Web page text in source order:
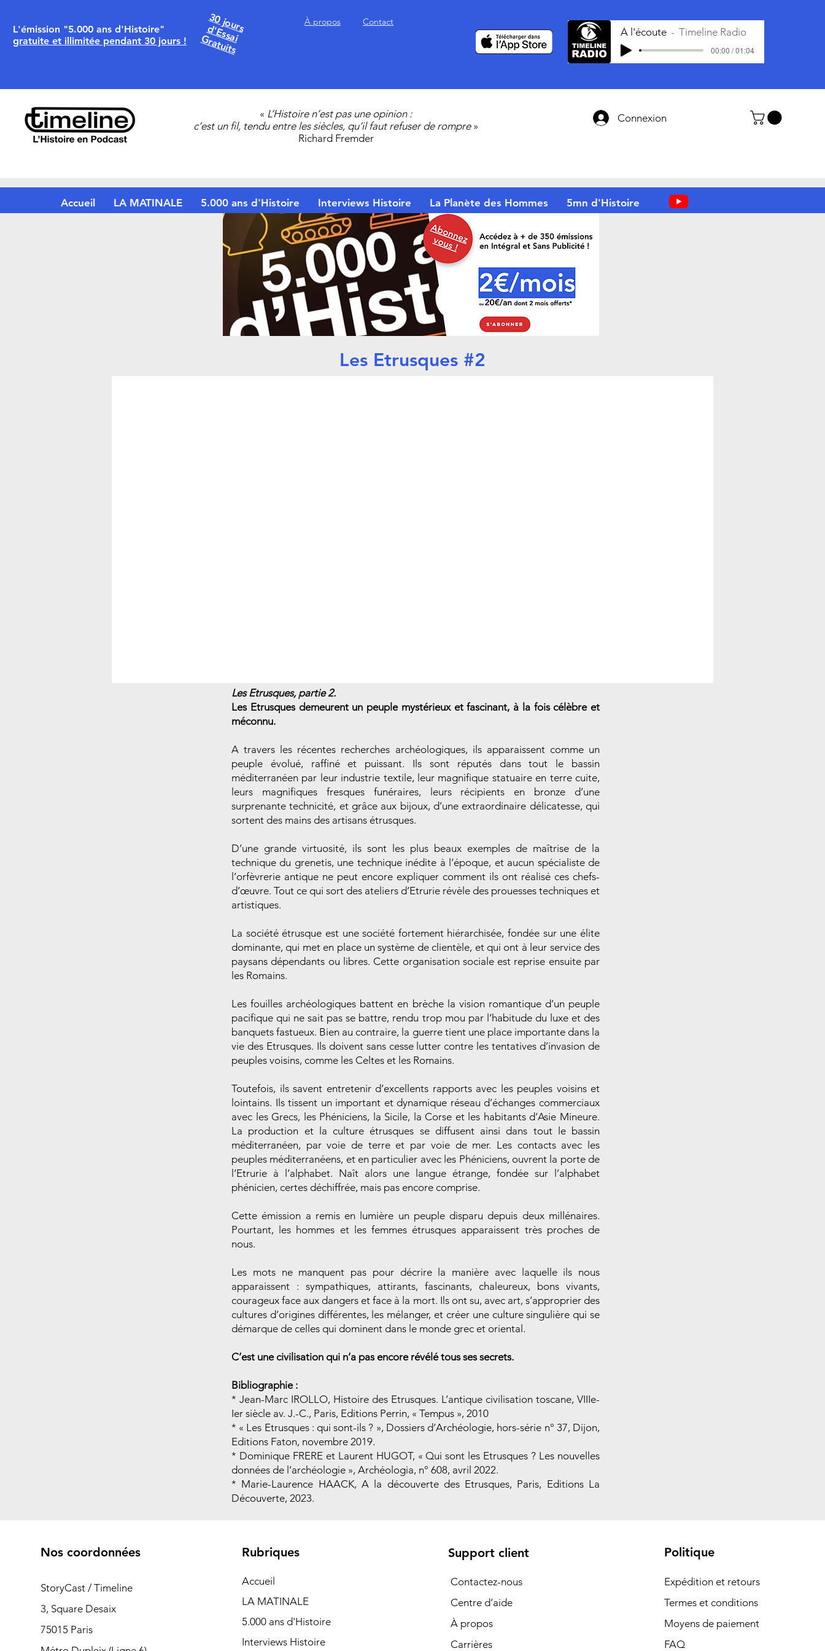
L'émission "5.000 ans d'Histoire"
gratuite et illimitée pendant 30 jours !
30 jours
d'Essai
Gratuits
À propos Contact
À l'écoute Timeline Radio
00:00 / 01:04
« L’Histoire n’est pas une opinion :
c’est un fil, tendu entre les siècles, qu’il faut refuser de rompre»
Richard Fremder
Connexion
Accueil LA MATINALE 5.000 ans d'Histoire Interviews Histoire La Planète des Hommes 5mn d'Histoire
Les Etrusques #2
Les Etrusques, partie 2.
Les Etrusques demeurent un peuple mystérieux et fascinant, à la fois célèbre et
méconnu.
A travers les récentes recherches archéologiques, ils apparaissent comme un
peuple évolué, raffiné et puissant. Ils sont réputés dans tout le bassin
méditerranéen par leur industrie textile, leur magnifique statuaire en terre cuite,
leurs magnifiques fresques funéraires, leurs récipients en bronze d’une
surprenante technicité, et grâce aux bijoux, d’une extraordinaire délicatesse, qui
sortent des mains des artisans étrusques.
D’une grande virtuosité, ils sont les plus beaux exemples de maîtrise de la
technique du grenetis, une technique inédite à l’époque, et aucun spécialiste de
l’orfèvrerie antique ne peut encore expliquer comment ils ont réalisé ces chefs-
d’œuvre. Tout ce qui sort des ateliers d’Etrurie révèle des prouesses techniques et
artistiques.
La société étrusque est une société fortement hiérarchisée, fondée sur une élite
dominante, qui met en place un système de clientèle, et qui ont à leur service des
paysans dépendants ou libres. Cette organisation sociale est reprise ensuite par
les Romains.
Les fouilles archéologiques battent en brèche la vision romantique d’un peuple
pacifique qui ne sait pas se battre, rendu trop mou par l’habitude du luxe et des
banquets fastueux. Bien au contraire, la guerre tient une place importante dans la
vie des Etrusques. Ils doivent sans cesse lutter contre les tentatives d’invasion de
peuples voisins, comme les Celtes et les Romains.
Toutefois, ils savent entretenir d’excellents rapports avec les peuples voisins et
lointains. Ils tissent un important et dynamique réseau d’échanges commerciaux
avec les Grecs, les Phéniciens, la Sicile, la Corse et les habitants d’Asie Mineure.
La production et la culture étrusques se diffusent ainsi dans tout le bassin
méditerranéen, par voie de terre et par voie de mer. Les contacts avec les
peuples méditerranéens, et en particulier avec les Phéniciens, ouvrent la porte de
l’Etrurie à l’alphabet. Naît alors une langue étrange, fondée sur l’alphabet
phénicien, certes déchiffrée, mais pas encore comprise.
Cette émission a remis en lumière un peuple disparu depuis deux millénaires.
Pourtant, les hommes et les femmes étrusques apparaissent très proches de
nous.
Les mots ne manquent pas pour décrire la manière avec laquelle ils nous
apparaissent : sympathiques, attirants, fascinants, chaleureux, bons vivants,
courageux face aux dangers et face à la mort. Ils ont su, avec art, s’approprier des
cultures d’origines différentes, les mélanger, et créer une culture singulière qui se
démarque de celles qui dominent dans le monde grec et oriental.
C’est une civilisation qui n’a pas encore révélé tous ses secrets.
Bibliographie :
* Jean-Marc IROLLO, Histoire des Etrusques. L’antique civilisation toscane, VIIIe-
Ier siècle av. J.-C., Paris, Editions Perrin, « Tempus », 2010
* « Les Etrusques : qui sont-ils ? », Dossiers d’Archéologie, hors-série n° 37, Dijon,
Editions Faton, novembre 2019.
* Dominique FRERE et Laurent HUGOT, « Qui sont les Etrusques ? Les nouvelles
données de l’archéologie », Archéologia, n° 608, avril 2022.
* Marie-Laurence HAACK, A la découverte des Etrusques, Paris, Editions La
Découverte, 2023.
Nos coordonnées
StoryCast / Timeline
3, Square Desaix
75015 Paris
Rubriques
Accueil
LA MATINALE
5.000 ans d'Histoire
Interviews Histoire
Support client
Contactez-nous
Centre d’aide
À propos
Carrières
Politique
Expédition et retours
Termes et conditions
Moyens de paiement
FAQ